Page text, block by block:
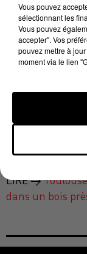
Selon nos
à un rapport
samedi soir, "et
deux amies qui
examinée par
la procédure.
Toulouse est
LIRE →
dans un bois
Vous pouvez
sélectionnant les
Vous pouvez
accepter". Vos
pouvez mettre à
moment via le lien